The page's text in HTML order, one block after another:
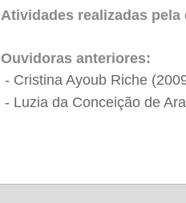
Atividades realizadas
Ouvidoras anteriores:
- Cristina Ayoub Riche
- Luzia da Conceição de